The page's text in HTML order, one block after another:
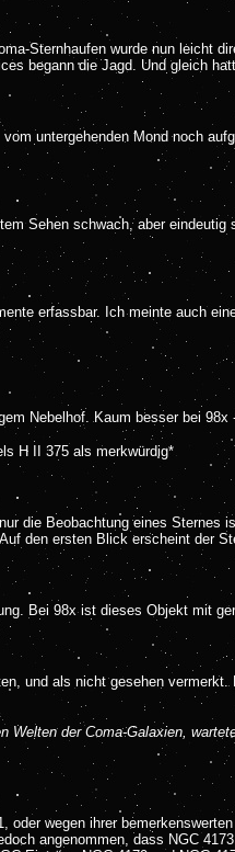
Sternhaufen wurde nun
begann die Jagd. Und gleich
untergehenden Mond noch
Sehen schwach, aber
erfassbar. Ich meinte auch
Nebelhof. Kaum besser bei
H II 375 als merkwürdig*
die Beobachtung eines
den ersten Blick erscheint der
Bei 98x ist dieses Objekt mit
und als nicht gesehen
Welten der Coma-Galaxien,
oder wegen ihrer
angenommen, dass NGC